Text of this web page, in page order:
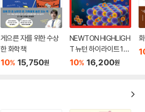
게으른 자를 위한 수상
한 화학책
10% 15,750원
NEWTON HIGHLIGH
T 뉴턴 하이라이트 122
중고등학교 화학
10% 16,200원